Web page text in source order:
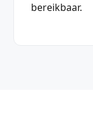
bereikbaar.